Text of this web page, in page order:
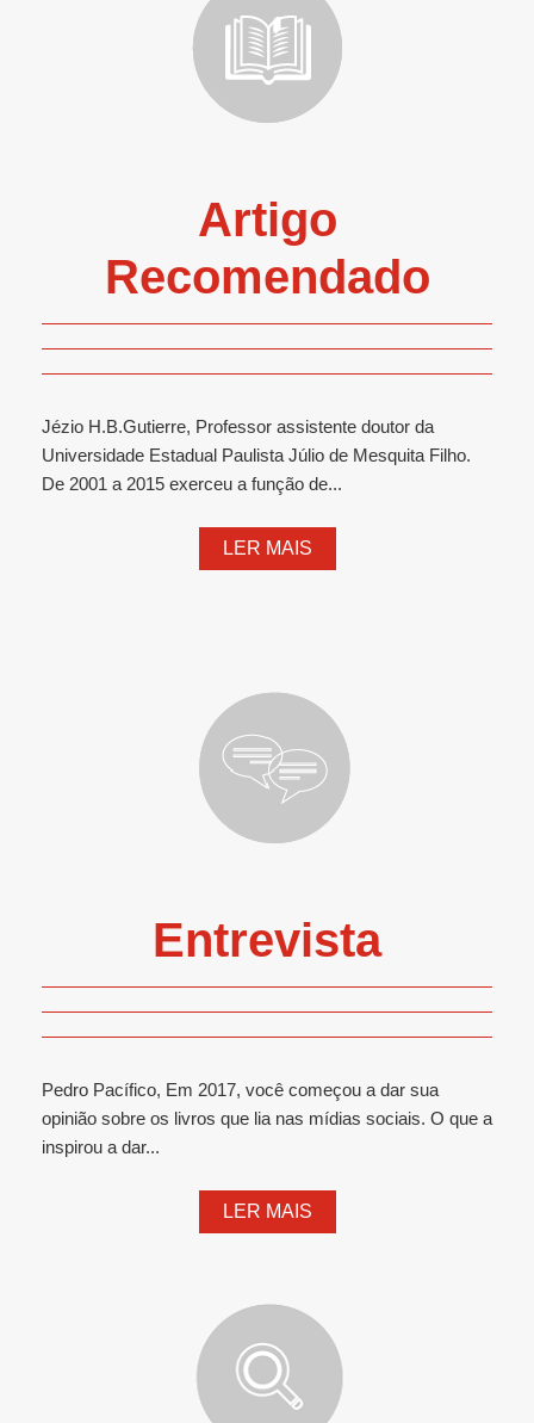
Artigo
Recomendado
Jézio H.B.Gutierre, Professor assistente doutor da
Universidade Estadual Paulista Júlio de Mesquita Filho.
De 2001 a 2015 exerceu a função de...
LER MAIS
Entrevista
Pedro Pacífico, Em 2017, você começou a dar sua
opinião sobre os livros que lia nas mídias sociais. O que a
inspirou a dar...
LER MAIS